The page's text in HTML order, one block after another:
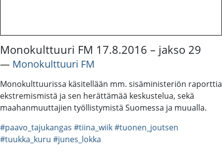
Monokulttuuri FM 17.8.2016 – jakso 29
― Monokulttuuri FM
Monokulttuurissa käsitellään mm. sisäministeriön raporttia
ekstremismistä ja sen herättämää keskustelua, sekä
maahanmuuttajien työllistymistä Suomessa ja muualla.
#paavo_tajukangas #tiina_wiik#tuonen_joutsen
#tuukka_kuru #junes_lokka